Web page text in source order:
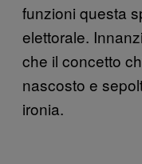
funzioni questa
elettorale.
che il concetto
nascosto e
ironia.